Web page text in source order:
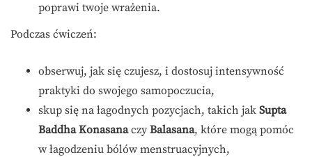
poprawi twoje wrażenia.
Podczas ćwiczeń:
obserwuj, jak się czujesz, i dostosuj intensywność
praktyki do swojego samopoczucia,
skup się na łagodnych pozycjach, takich jak Supta
Baddha Konasanaczy Balasana, które mogą pomóc
w łagodzeniu bólów menstruacyjnych,